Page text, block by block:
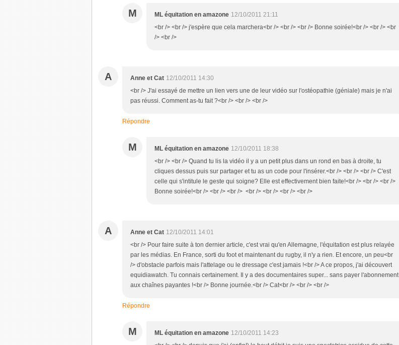
M ML équitation en amazone 12/10/2011 21:11
<br /> <br /> j'espère que cela marchera<br /> <br /> <br /> Bonne soirée!<br /> <br /> <br
/> <br />
A Anne et Cat 12/10/2011 14:30
<br /> J'ai essayé de mettre un lien vers une de leur vidéo sur l'ostéopathie (géniale) mais je n'ai
pas réussi. Comment as-tu fait ?<br /> <br /> <br />
Répondre
M ML équitation en amazone 12/10/2011 18:38
<br /> <br /> Quand tu lis la vidéo il y a un petit plus dans un rond en bas à droite, tu
cliques dessus puis sur partager et tu as un code pour l'insérer.<br /> <br /> <br /> C'est
celle qui s'intitule le geste qui soigne? Elle est effectivement bien faite!<br /> <br /> <br />
Bonne soirée!<br /> <br /> <br /> <br /> <br /> <br /> <br />
A Anne et Cat 12/10/2011 14:01
<br /> Pour faire suite à ton dernier article, c'est vrai qu'en Allemagne, l'équitation est plus relayée
par les médias. En France, sorti du foot et maintenant du rugby, il n'y a rien. Et encore, un peu<br
/> d'obstacle parfois mais l'attelage ou le dressage c'est jamais !<br /> A ce propos, j'ai découvert
equidiawatch. Tu connais certainement. Il y a des documentaires super... sans payer l'abonnement
aux chaînes payantes !<br /> Bonne journée.<br /> Cat<br /> <br /> <br />
Répondre
M ML équitation en amazone 12/10/2011 14:23